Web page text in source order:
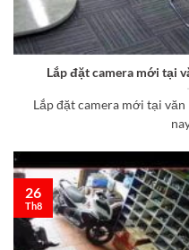
Lắp đặt camera mới tại
Lắp đặt camera mới tại
26
Th8